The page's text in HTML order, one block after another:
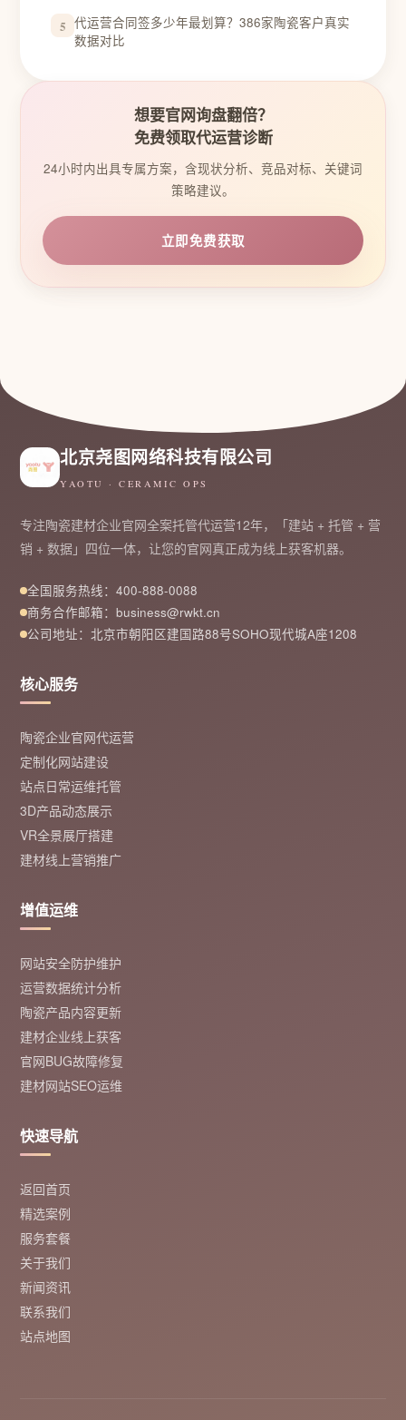
5 代运营合同签多少年最划算？386家陶瓷客户真实
数据对比
想要官网询盘翻倍？
免费领取代运营诊断
24小时内出具专属方案，含现状分析、竞品对标、关键词
策略建议。
立即免费获取
北京尧图网络科技有限公司
YAOTU · CERAMIC OPS
专注陶瓷建材企业官网全案托管代运营12年，「建站 + 托管 + 营
销 + 数据」四位一体，让您的官网真正成为线上获客机器。
全国服务热线：400-888-0088
商务合作邮箱：business@rwkt.cn
公司地址：北京市朝阳区建国路88号SOHO现代城A座1208
核心服务
陶瓷企业官网代运营
定制化网站建设
站点日常运维托管
3D产品动态展示
VR全景展厅搭建
建材线上营销推广
增值运维
网站安全防护维护
运营数据统计分析
陶瓷产品内容更新
建材企业线上获客
官网BUG故障修复
建材网站SEO运维
快速导航
返回首页
精选案例
服务套餐
关于我们
新闻资讯
联系我们
站点地图